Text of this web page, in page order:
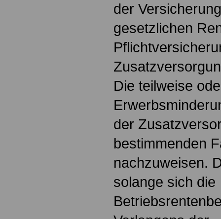
der
gesetzlichen
Die teilweise
der
bestimmenden
nachzuweisen.
solange sich die